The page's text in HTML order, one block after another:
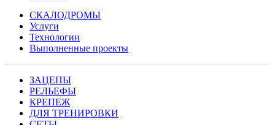
СКАЛОДРОМЫ
Услуги
Технологии
Выполненные проекты
ЗАЦЕПЫ
РЕЛЬЕФЫ
КРЕПЕЖ
ДЛЯ ТРЕНИРОВКИ